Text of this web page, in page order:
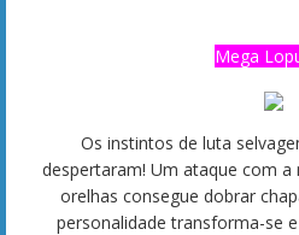
Mega
Os instintos de luta
despertaram! Um ataque com a
orelhas consegue dobrar
personalidade transforma-se